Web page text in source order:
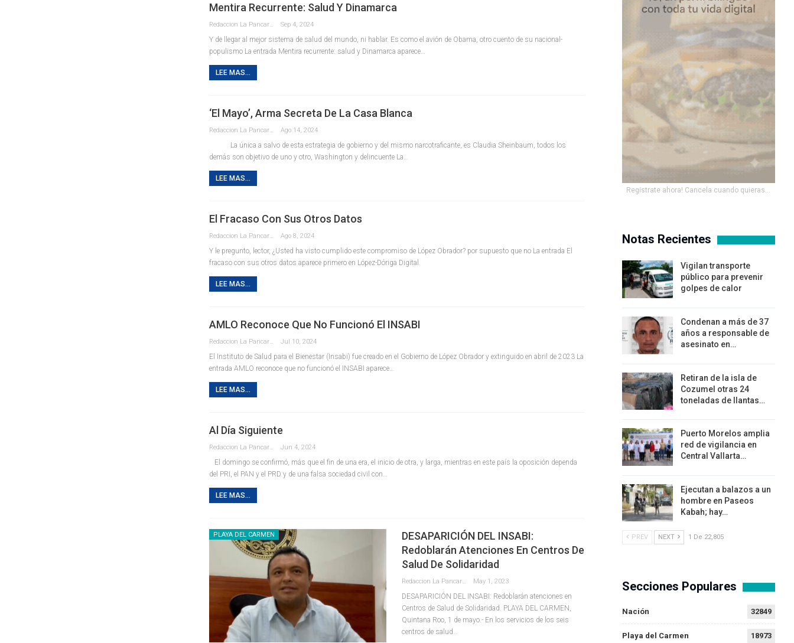
Mentira Recurrente: Salud Y Dinamarca
Sep 4, 2024
Y de llegar al mejor sistema de salud del mundo, ni hablar. Es como el avión de Obama, otro cuento de su nacional-
populismo La entrada Mentira recurrente: salud y Dinamarca aparece…
LEE MAS...
‘El Mayo’, Arma Secreta De La Casa Blanca
Ago 14, 2024
La única a salvo de esta estrategia de gobierno y del mismo narcotraficante, es Claudia Sheinbaum, todos los
demás son objetivo de uno y otro, Washington y delincuente La…
LEE MAS...
El Fracaso Con Sus Otros Datos
Ago 8, 2024
Y le pregunto, lector, ¿Usted ha visto cumplido este compromiso de López Obrador? por supuesto que no La entrada El
fracaso con sus otros datos aparece primero en López-Dóriga Digital.
LEE MAS...
AMLO Reconoce Que No Funcionó El INSABI
Jul 10, 2024
El Instituto de Salud para el Bienestar (Insabi) fue creado en el Gobierno de López Obrador y extinguido en abril de 2023 La
entrada AMLO reconoce que no funcionó el INSABI aparece…
LEE MAS...
Al Día Siguiente
Jun 4, 2024
El domingo se confirmó, más que el fin de una era, el inicio de otra, y larga, mientras en este país la oposición dependa
del PRI, el PAN y el PRD y de una falsa sociedad civil con…
LEE MAS...
PLAYA DEL CARMEN
DESAPARICIÓN DEL INSABI:
Redoblarán Atenciones En Centros De
Salud De Solidaridad
May 1, 2023
DESAPARICIÓN DEL INSABI: Redoblarán atenciones en
Centros de Salud de Solidaridad. PLAYA DEL CARMEN,
Quintana Roo, 1 de mayo.- En los servicios de los seis
centros de salud
Registrate ahora! Cancela cuando quieras...
Notas Recientes
Vigilan transporte
público para prevenir
golpes de calor
Condenan a más de 37
años a responsable de
asesinato en…
Retiran de la isla de
Cozumel otras 24
toneladas de llantas…
Puerto Morelos amplia
red de vigilancia en
Central Vallarta…
Ejecutan a balazos a un
hombre en Paseos
Kabah; hay…
PREV NEXT 1 De 22,805
Secciones Populares
Nación 32849
Playa del Carmen 18973